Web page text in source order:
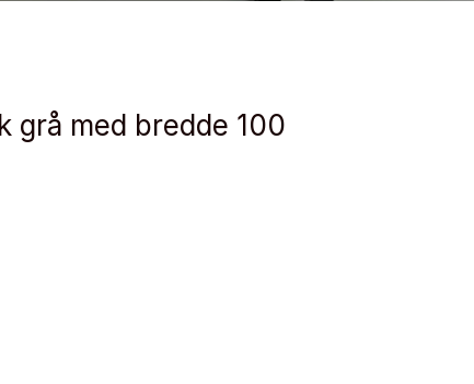
grå med bredde 100